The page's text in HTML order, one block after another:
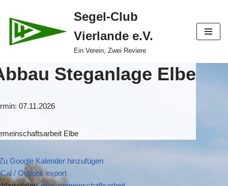
Zum
Inhalt
Segel-Club
Vierlande e.V.
Ein Verein, Zwei Reviere
Steganlage Elbe
07.11.2026
Elbe
Google Kalender hinzufügen
/ Outlook export